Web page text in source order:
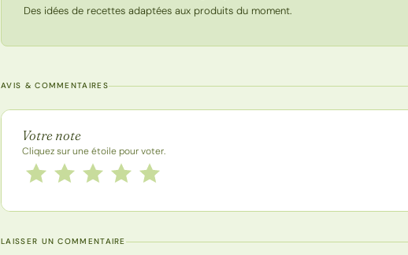
Des idées de recettes adaptées aux produits du moment.
AVIS & COMMENTAIRES
Note de la recette
Votre note
Cliquez sur une étoile pour voter.
Notez cette recette de 1 à 5 étoiles
5 étoiles
4 étoiles
3 étoiles
2 étoiles
1 étoile
LAISSER UN COMMENTAIRE